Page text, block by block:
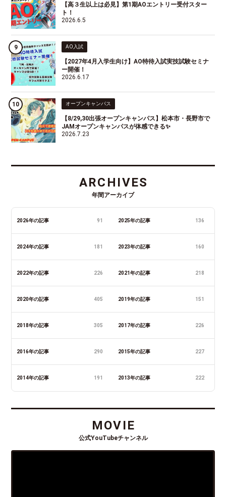
【高３生以上は必見】第1期AOエントリー受付スター
ト！
2026.6.5
AO入試
【2027年4月入学生向け】AO特待入試実技試験セミナ
ー開催！
2026.6.17
オープンキャンパス
【8/29,30出張オープンキャンパス】松本市・長野市で
JAMオープンキャンパスが体感できる✨
2026.7.23
ARCHIVES
年間アーカイブ
2026年の記事 91 2025年の記事 136
2024年の記事 181 2023年の記事 160
2022年の記事 226 2021年の記事 218
2020年の記事 405 2019年の記事 151
2018年の記事 305 2017年の記事 226
2016年の記事 290 2015年の記事 227
2014年の記事 191 2013年の記事 222
MOVIE
公式YouTubeチャンネル